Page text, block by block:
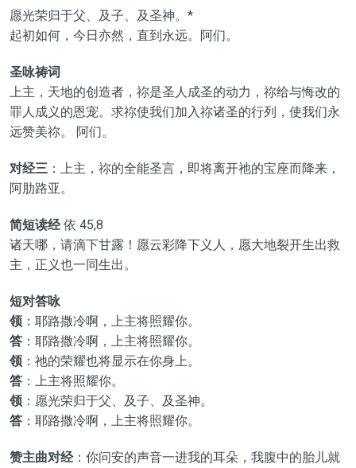
愿光荣归于父、及子、及圣神。*
起初如何，今日亦然，直到永远。阿们。
圣咏祷词
上主，天地的创造者，祢是圣人成圣的动力，祢给与悔改的
罪人成义的恩宠。求祢使我们加入祢诸圣的行列，使我们永
远赞美祢。 阿们。
对经三 ：上主，祢的全能圣言，即将离开祂的宝座而降来，
阿肋路亚。
简短读经依 45,8
诸天哪，请滴下甘露！愿云彩降下义人，愿大地裂开生出救
主，正义也一同生出。
短对答咏
领：耶路撒冷啊，上主将照耀你。
答：耶路撒冷啊，上主将照耀你。
领：祂的荣耀也将显示在你身上。
答：上主将照耀你。
领：愿光荣归于父、及子、及圣神。
答：耶路撒冷啊，上主将照耀你。
赞主曲对经：你问安的声音一进我的耳朵，我腹中的胎儿就